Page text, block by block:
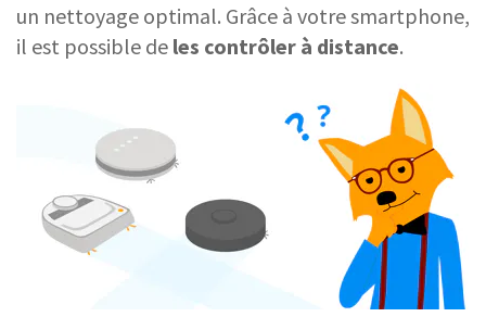
un nettoyage optimal. Grâce à votre smartphone,
il est possible de les contrôler à distance.